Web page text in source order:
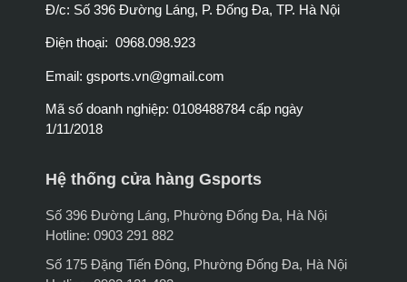
Đ/c: Số 396 Đường Láng, P. Đống Đa, TP. Hà Nội
Điện thoại: 0968.098.923
Email: gsports.vn@gmail.com
Mã số doanh nghiệp: 0108488784 cấp ngày
1/11/2018
Hệ thống cửa hàng Gsports
Số 396 Đường Láng, Phường Đống Đa, Hà Nội
Hotline: 0903 291 882
Số 175 Đặng Tiến Đông, Phường Đống Đa, Hà Nội